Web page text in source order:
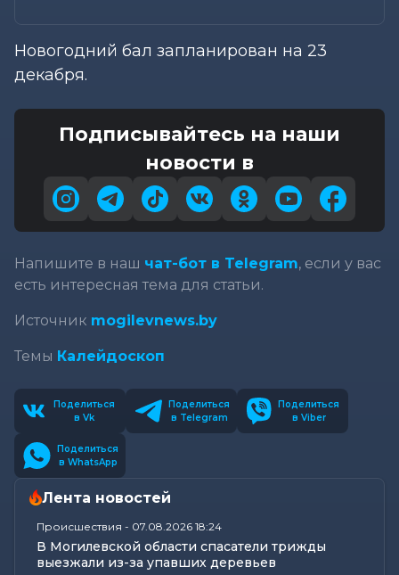
Новогодний бал запланирован на 23
декабря.
Подписывайтесь на наши
новости в
Напишите в наш чат-бот в Telegram, если у вас
есть интересная тема для статьи.
Источник mogilevnews.by
Темы Калейдоскоп
Поделиться
в Vk
Поделиться
в Telegram
Поделиться
в Viber
Поделиться
в WhatsApp
Лента новостей
Происшествия - 07.08.2026 18:24
В Могилевской области спасатели трижды
выезжали из-за упавших деревьев